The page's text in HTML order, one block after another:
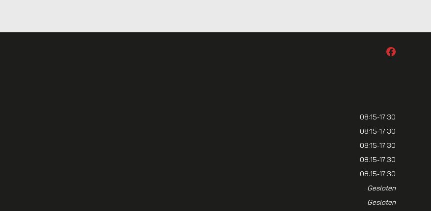
08:15-17:30
08:15-17:30
08:15-17:30
08:15-17:30
08:15-17:30
Gesloten
Gesloten